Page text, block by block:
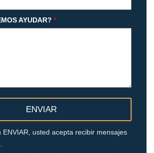
AYUDAR? *
ENVIAR, usted acepta recibir mensajes